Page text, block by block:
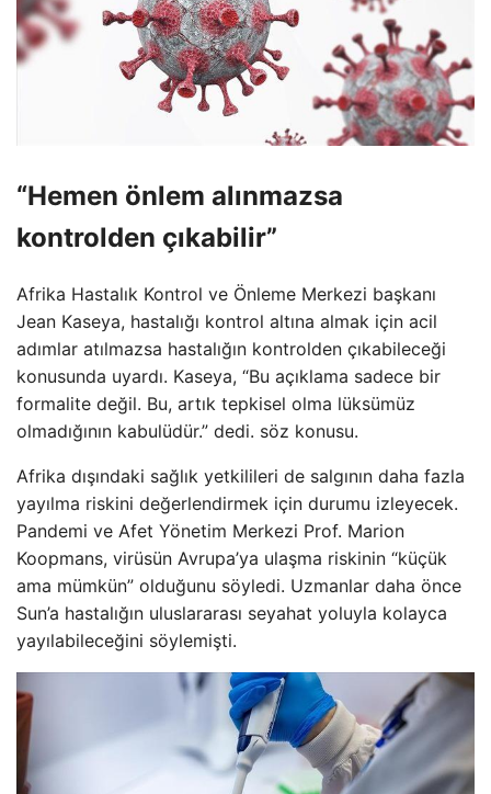
“Hemen önlem alınmazsa
kontrolden çıkabilir”
Afrika Hastalık Kontrol ve Önleme Merkezi başkanı
Jean Kaseya, hastalığı kontrol altına almak için acil
adımlar atılmazsa hastalığın kontrolden çıkabileceği
konusunda uyardı. Kaseya, “Bu açıklama sadece bir
formalite değil. Bu, artık tepkisel olma lüksümüz
olmadığının kabulüdür.” dedi. söz konusu.
Afrika dışındaki sağlık yetkilileri de salgının daha fazla
yayılma riskini değerlendirmek için durumu izleyecek.
Pandemi ve Afet Yönetim Merkezi Prof. Marion
Koopmans, virüsün Avrupa’ya ulaşma riskinin “küçük
ama mümkün” olduğunu söyledi. Uzmanlar daha önce
Sun’a hastalığın uluslararası seyahat yoluyla kolayca
yayılabileceğini söylemişti.